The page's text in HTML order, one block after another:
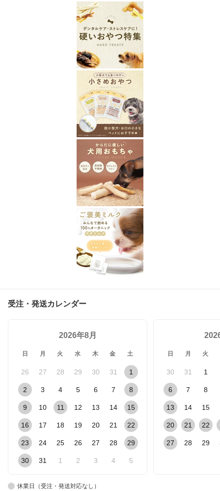
受注・発送カレンダー
2026年8月
日 月 火 水 木 金 土
26 27 28 29 30 31 1
2 3 4 5 6 7 8
9 10 11 12 13 14 15
16 17 18 19 20 21 22
23 24 25 26 27 28 29
30 31 1 2 3 4 5
日 月 火
30 31 1
6 7 8
13 14 15
20 21 22
27 28 29
休業日（受注・発送対応なし）